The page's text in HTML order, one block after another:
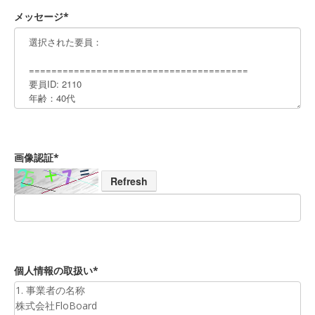
メッセージ*
画像認証*
Refresh
個人情報の取扱い*
1. 事業者の名称
株式会社FloBoard